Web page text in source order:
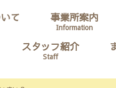
て 事業所案内
Information
スタッフ紹介
Staff